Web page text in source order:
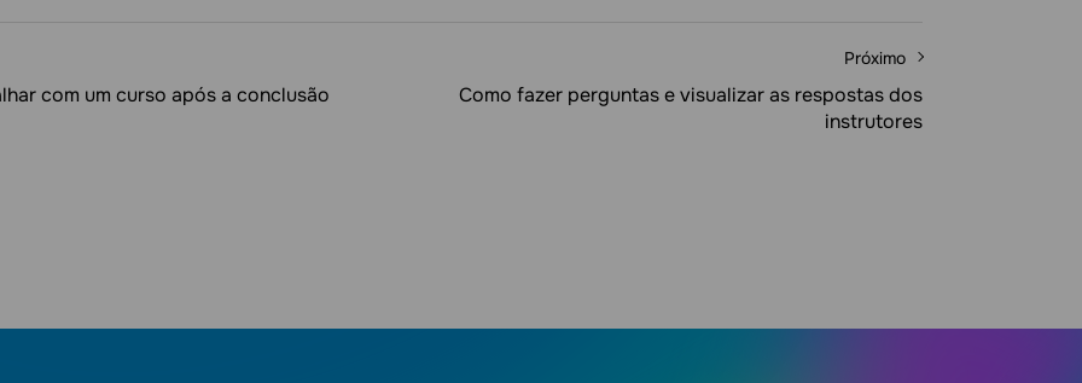
com um curso após a conclusão
Próximo
Como fazer perguntas e visualizar as respostas dos
instrutores